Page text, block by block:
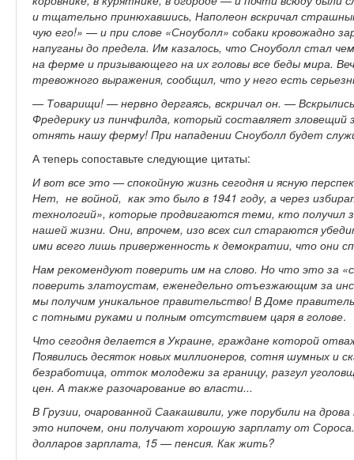
и тщательно принюхавшись, Наполеон вскричал
чую его!» — и при слове «Сноуболл» собаки кровожадно
напуганы до предела. Им казалось, что Сноуболл стал
на ферме и призывающего на их головы все беды мира.
тревожного выражения, сообщил, что у него есть
— Товарищи! — нервно дергаясь, вскричал он. —
Фредерику из пинчфилда, который составляет зловещий
отнять нашу ферму! При нападении Сноуболл будет
А теперь сопоставьте следующие цитаты:
И вот все это — спокойную жизнь сегодня и ясную
Нет, не войной, как это было в 1941 году, а через
технологий», которые продвигаются теми, кто получил
нашей жизни. Они, впрочем, изо всех сил стараются
ими всего лишь приверженность к демократии, что они
Нам рекомендуют поверить им на слово. Но что это за
поверить златоустам, еженедельно отъезжающим за
мы получим уникальное правительство! В Доме
с потными руками и полным отсутствием царя в голове.
Что сегодня делается в Украине, граждане которой
Появились десяток новых миллионеров, сотня шумных и
безработица, отток молодежи за границу, разгул
цен. А также разочарование во власти...
В Грузии, очарованной Саакашвили, уже порубили на
это нипочем, они получают хорошую зарплату от
долларов зарплата, 15 — пенсия. Как жить?